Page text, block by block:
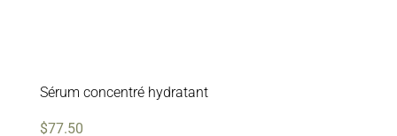
Sérum concentré hydratant
$77.50